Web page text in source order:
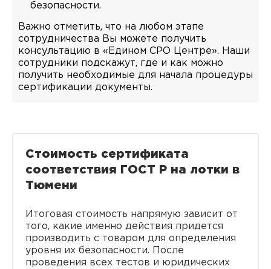
безопасности.
Важно отметить, что на любом этапе
сотрудничества Вы можете получить
консультацию в «Едином СРО Центре». Наши
сотрудники подскажут, где и как можно
получить необходимые для начала процедуры
сертификации документы.
Стоимость сертификата
соответствия ГОСТ Р на лотки в
Тюмени
Итоговая стоимость напрямую зависит от
того, какие именно действия придется
производить с товаром для определения
уровня их безопасности. После
проведения всех тестов и юридических